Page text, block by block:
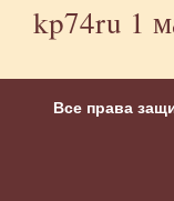
kp74ru 1
Все права